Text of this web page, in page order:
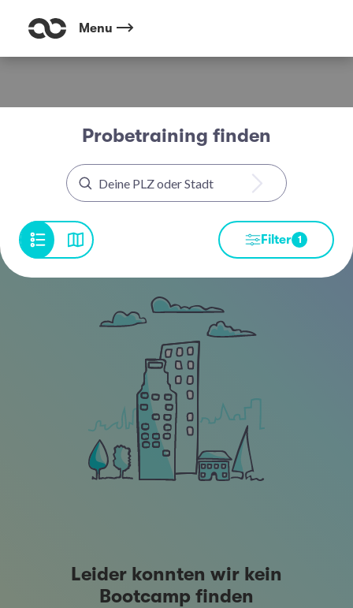
Menu
Probetraining finden
Filter 1
Leider konnten wir kein
Bootcamp finden